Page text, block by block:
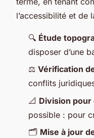
l’accessibilité et de
🔍 Étude
disposer d’une
⚖️ Vérification
conflits
📐 Division
possible : pour
🗂️ Mise à jour